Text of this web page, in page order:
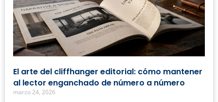
El arte del cliffhanger editorial: cómo mantener
al lector enganchado de número a número
marzo 24, 2026